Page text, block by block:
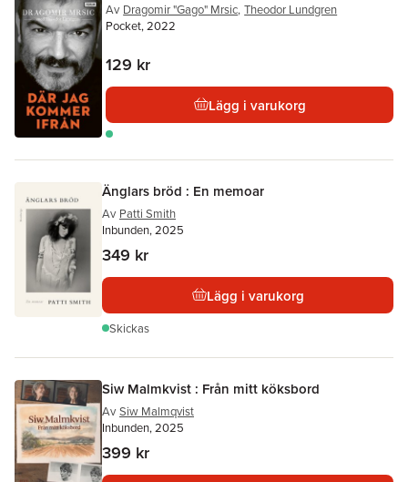
Av Dragomir "Gago" Mrsic, Theodor Lundgren
Pocket, 2022
129 kr
Lägg i varukorg
Änglars bröd : En memoar
Av Patti Smith
Inbunden, 2025
349 kr
Lägg i varukorg
Skickas
Siw Malmkvist : Från mitt köksbord
Av Siw Malmqvist
Inbunden, 2025
399 kr